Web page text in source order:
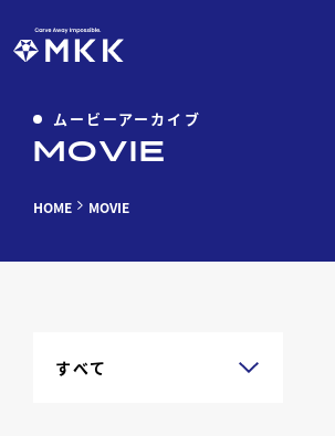
ムービーアーカイブ
MOVIE
HOME MOVIE
すべて